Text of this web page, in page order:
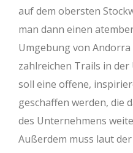
auf dem obersten
man dann einen
Umgebung von
zahlreichen Trails in
soll eine offene,
geschaffen werden, die
des Unternehmens
Außerdem muss laut